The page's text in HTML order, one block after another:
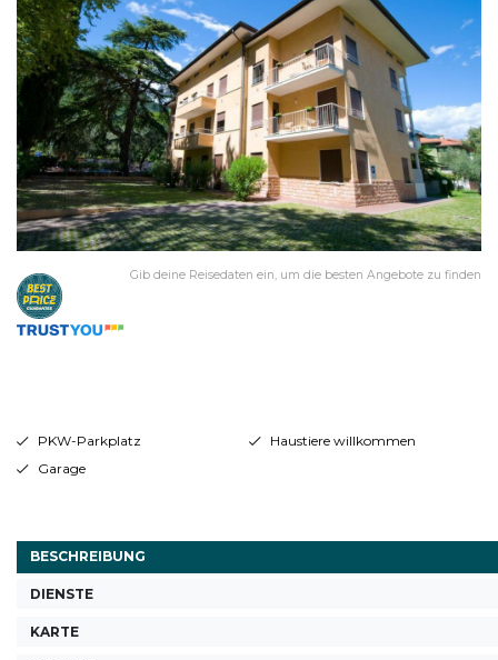
Gib deine Reisedaten ein, um die besten Angebote zu finden
PKW-Parkplatz
Haustiere willkommen
Garage
BESCHREIBUNG
DIENSTE
KARTE